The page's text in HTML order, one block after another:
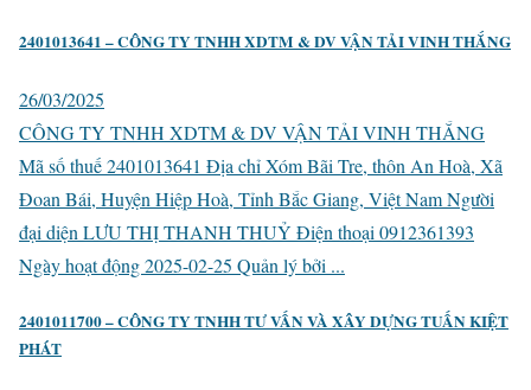
2401013641 – CÔNG TY TNHH XDTM & DV VẬN TẢI VINH THẮNG
26/03/2025
CÔNG TY TNHH XDTM & DV VẬN TẢI VINH THẮNG
Mã số thuế 2401013641 Địa chỉ Xóm Bãi Tre, thôn An Hoà, Xã
Đoan Bái, Huyện Hiệp Hoà, Tỉnh Bắc Giang, Việt Nam Người
đại diện LƯU THỊ THANH THUỶ Điện thoại 0912361393
Ngày hoạt động 2025-02-25 Quản lý bởi ...
2401011700 – CÔNG TY TNHH TƯ VẤN VÀ XÂY DỰNG TUẤN KIỆT
PHÁT